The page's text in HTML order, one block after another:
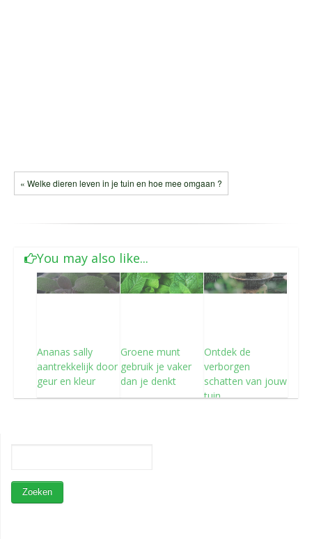
« Welke dieren leven in je tuin en hoe mee omgaan ?
You may also like...
Ananas sally
aantrekkelijk door
geur en kleur
Groene munt
gebruik je vaker
dan je denkt
Ontdek de
verborgen
schatten van jouw
tuin